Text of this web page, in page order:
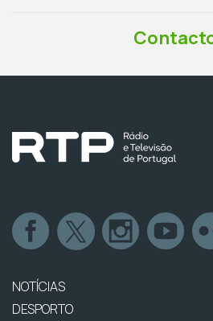
NOTÍCIAS
DESPORTO